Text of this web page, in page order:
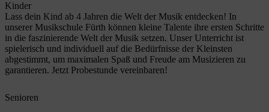
Kinder
Lass dein Kind ab 4 Jahren die Welt der Musik entdecken! In
unserer Musikschule Fürth können kleine Talente ihre ersten Schritte
in die faszinierende Welt der Musik setzen. Unser Unterricht ist
spielerisch und individuell auf die Bedürfnisse der Kleinsten
abgestimmt, um maximalen Spaß und Freude am Musizieren zu
garantieren. Jetzt Probestunde vereinbaren!
Senioren